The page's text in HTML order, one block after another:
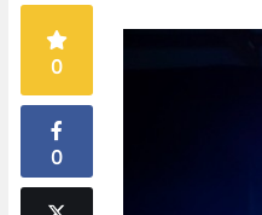
0
0